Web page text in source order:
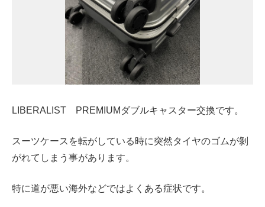
LIBERALIST PREMIUMダブルキャスター交換です。
スーツケースを転がしている時に突然タイヤのゴムが剝
がれてしまう事があります。
特に道が悪い海外などではよくある症状です。